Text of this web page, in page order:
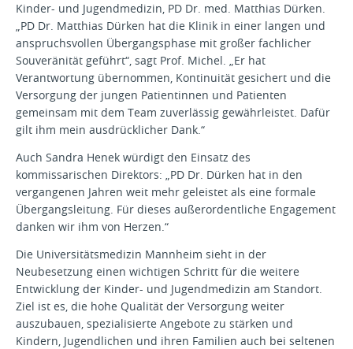
Kinder- und Jugendmedizin, PD Dr. med. Matthias Dürken.
„PD Dr. Matthias Dürken hat die Klinik in einer langen und
anspruchsvollen Übergangsphase mit großer fachlicher
Souveränität geführt“, sagt Prof. Michel. „Er hat
Verantwortung übernommen, Kontinuität gesichert und die
Versorgung der jungen Patientinnen und Patienten
gemeinsam mit dem Team zuverlässig gewährleistet. Dafür
gilt ihm mein ausdrücklicher Dank.“
Auch Sandra Henek würdigt den Einsatz des
kommissarischen Direktors: „PD Dr. Dürken hat in den
vergangenen Jahren weit mehr geleistet als eine formale
Übergangsleitung. Für dieses außerordentliche Engagement
danken wir ihm von Herzen.“
Die Universitätsmedizin Mannheim sieht in der
Neubesetzung einen wichtigen Schritt für die weitere
Entwicklung der Kinder- und Jugendmedizin am Standort.
Ziel ist es, die hohe Qualität der Versorgung weiter
auszubauen, spezialisierte Angebote zu stärken und
Kindern, Jugendlichen und ihren Familien auch bei seltenen